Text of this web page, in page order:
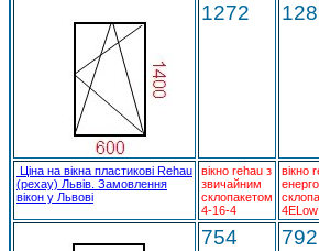
1272
Ціна на вікна пластикові Rehau
(рехау) Львів. Замовлення
вікон у Львові
вікно rehau з
звичайним
склопакетом
4-16-4
вікно
4ELow
754 792